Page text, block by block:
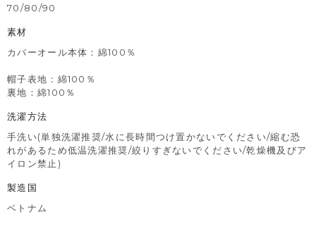
70/80/90
素材
カバーオール本体：綿100％
帽子表地：綿100％
裏地：綿100％
洗濯方法
手洗い(単独洗濯推奨/水に長時間つけ置かないでください/縮む恐
れがあるため低温洗濯推奨/絞りすぎないでください/乾燥機及びア
イロン禁止)
製造国
ベトナム